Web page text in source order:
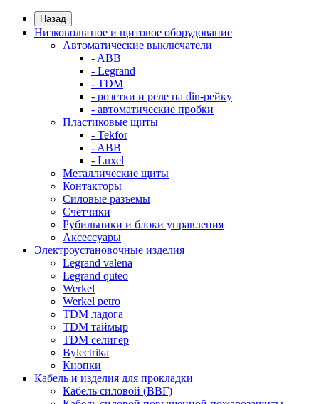
Назад
Низковольтное и щитовое оборудование
Автоматические выключатели
- ABB
- Legrand
- TDM
- розетки и реле на din-рейку
- автоматические пробки
Пластиковые щиты
- Tekfor
- ABB
- Luxel
Металлические щиты
Контакторы
Силовые разъемы
Счетчики
Рубильники и блоки управления
Аксессуары
Электроустановочные изделия
Legrand valena
Legrand quteo
Werkel
Werkel petro
TDM ладога
TDM таймыр
TDM селигер
Bylectrika
Кнопки
Кабель и изделия для прокладки
Кабель силовой (ВВГ)